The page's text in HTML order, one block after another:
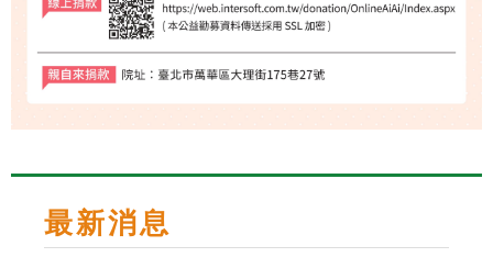
最新消息